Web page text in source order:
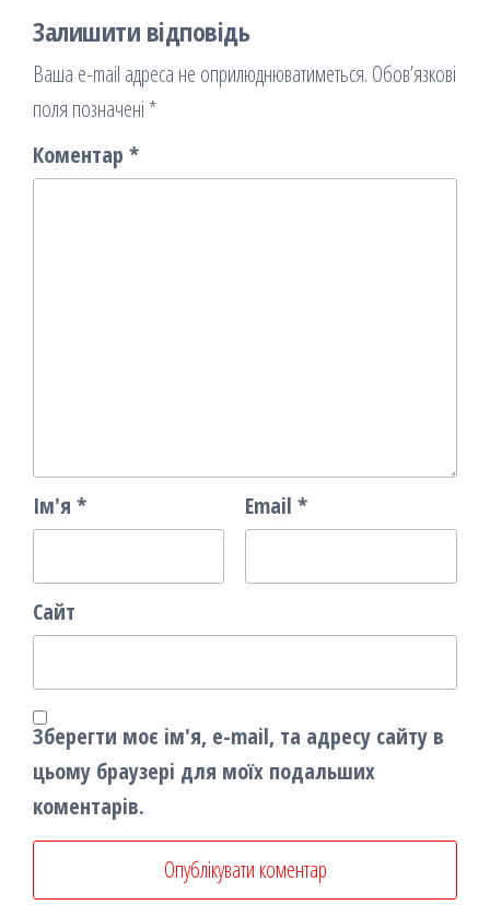
Залишити відповідь
Ваша e-mail адреса не оприлюднюватиметься. Обов’язкові
поля позначені *
Коментар *
Ім'я * Email *
Сайт
Зберегти моє ім'я, e-mail, та адресу сайту в
цьому браузері для моїх подальших
коментарів.